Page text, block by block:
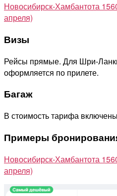
Новосибирск-Хамбантота
апреля)
Визы
Рейсы прямые. Для Шри-
оформляется по прилете.
Багаж
В стоимость тарифа
Примеры
Новосибирск-Хамбантота
апреля)